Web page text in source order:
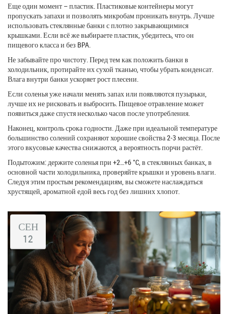
Еще один момент – пластик. Пластиковые контейнеры могут
пропускать запахи и позволять микробам проникать внутрь. Лучше
использовать стеклянные банки с плотно закрывающимися
крышками. Если всё же выбираете пластик, убедитесь, что он
пищевого класса и без BPA.
Не забывайте про чистоту. Перед тем как положить банки в
холодильник, протирайте их сухой тканью, чтобы убрать конденсат.
Влага внутри банки ускоряет рост плесени.
Если соленья уже начали менять запах или появляются пузырьки,
лучше их не рисковать и выбросить. Пищевое отравление может
появиться даже спустя несколько часов после употребления.
Наконец, контроль срока годности. Даже при идеальной температуре
большинство солений сохраняют хорошие свойства 2‑3 месяца. После
этого вкусовые качества снижаются, а вероятность порчи растёт.
Подытожим: держите соленья при +2…+6 °C, в стеклянных банках, в
основной части холодильника, проверяйте крышки и уровень влаги.
Следуя этим простым рекомендациям, вы сможете наслаждаться
хрустящей, ароматной едой весь год без лишних хлопот.
СЕН
12